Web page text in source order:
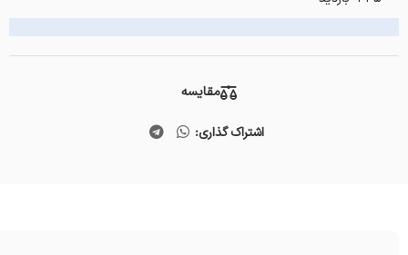
مقایسه
اشتراک گذاری: